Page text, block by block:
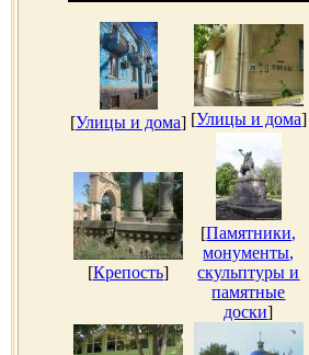
[Улицы и дома] [Улицы и дома]
[Крепость]
[Памятники,
монументы,
скульптуры и
памятные
доски]